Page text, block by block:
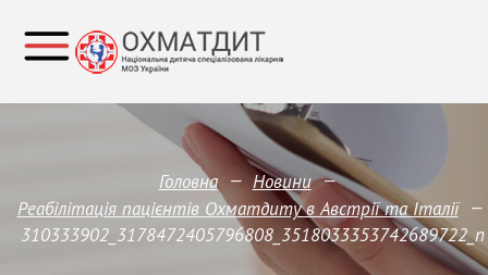
Головна — Новини —
Реабілітація пацієнтів Охматдиту в Австрії та Італії —
310333902_3178472405796808_3518033353742689722_n